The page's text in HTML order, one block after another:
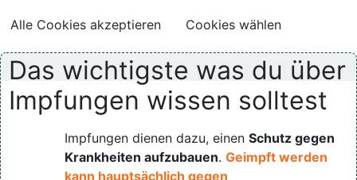
Alle Cookies akzeptieren Cookies wählen
Das wichtigste was du über
Impfungen wissen solltest
Impfungen dienen dazu, einen Schutz gegen
Krankheiten aufzubauen. Geimpft werden
kann hauptsächlich gegen